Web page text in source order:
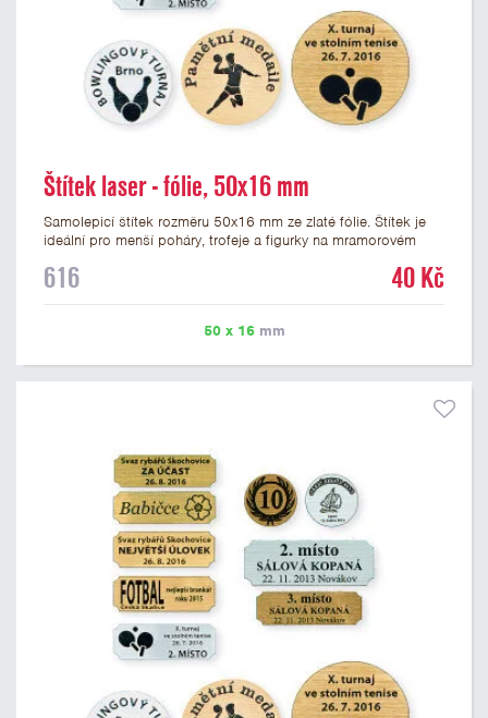
Štítek laser - fólie, 50x16 mm
Samolepicí štítek rozměru 50x16 mm ze zlaté fólie. Štítek je
ideální pro menší poháry, trofeje a figurky na mramorovém
nebo text. U textu doporučujeme maximálně 3 řádky, aby byla
možné přiložit v prvním kroku objednávky.
616 40 Kč
50 x 16mm